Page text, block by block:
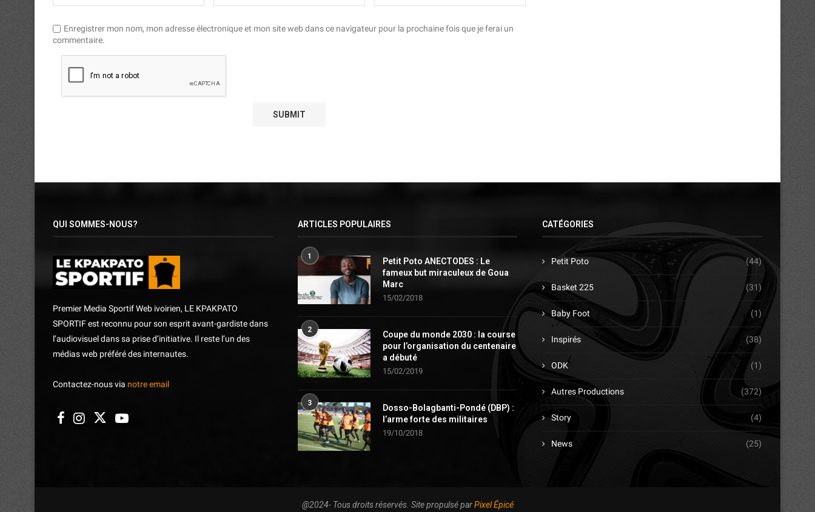
Enregistrer mon nom, mon adresse électronique et mon site web dans ce navigateur pour la prochaine fois que je ferai un
commentaire.
QUI SOMMES-NOUS?
Premier Media Sportif Web ivoirien, LE KPAKPATO
SPORTIF est reconnu pour son esprit avant-gardiste dans
l’audiovisuel dans sa prise d’initiative. Il reste l’un des
médias web préféré des internautes.
Contactez-nous via notre email
ARTICLES POPULAIRES
1
Petit Poto ANECTODES : Le
fameux but miraculeux de Goua
Marc
15/02/2018
2
Coupe du monde 2030 : la course
pour l’organisation du centenaire
a débuté
15/02/2019
3
Dosso-Bolagbanti-Pondé (DBP) :
l’arme forte des militaires
19/10/2018
CATÉGORIES
Petit Poto (44)
Basket 225 (31)
Baby Foot (1)
Inspirés (38)
ODK (1)
Autres Productions (372)
Story (4)
News (25)
@2024- Tous droits réservés. Site propulsé parPixel Épicé